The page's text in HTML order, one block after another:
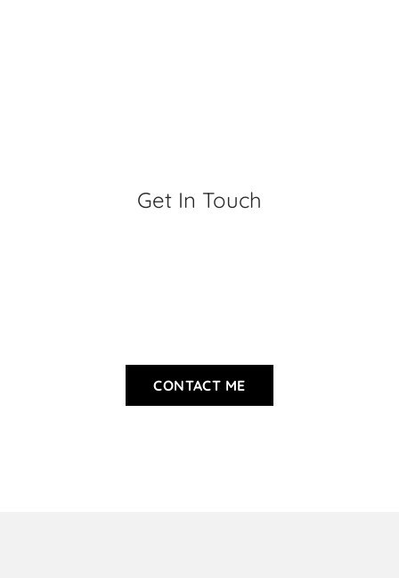
Get In Touch
CONTACT ME